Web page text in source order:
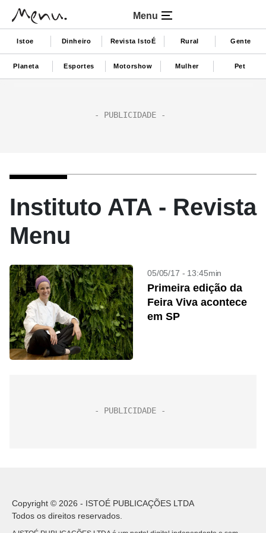
Menu
Istoe Dinheiro Revista IstoÉ Rural Gente
Planeta Esportes Motorshow Mulher Pet
Instituto ATA - Revista
Menu
05/05/17 - 13:45min
Primeira edição da
Feira Viva acontece
em SP
Copyright © 2026 - ISTOÉ PUBLICAÇÕES LTDA
Todos os direitos reservados.